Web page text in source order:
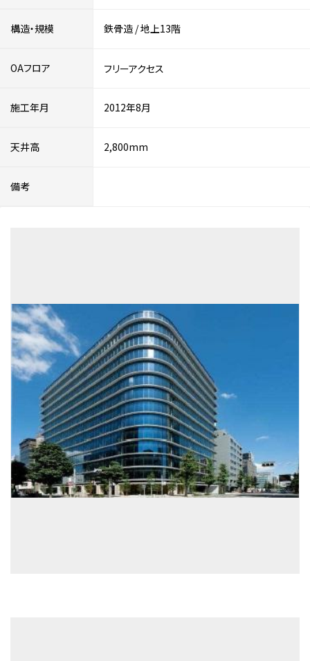
構造・規模 鉄骨造 /地上13階
OAフロア フリーアクセス
施工年月 2012年8月
天井高 2,800mm
備考